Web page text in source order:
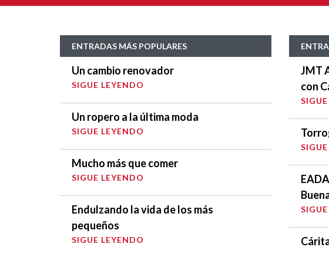
ENTRADAS MÁS POPULARES
Un cambio renovador
SIGUE LEYENDO
Un ropero a la última moda
SIGUE LEYENDO
Mucho más que comer
SIGUE LEYENDO
Endulzando la vida de los más
pequeños
SIGUE LEYENDO
JMT
con